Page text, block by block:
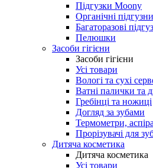
Підгузки Moony
Органічні
Багаторазові
Пелюшки
Засоби гігієни
Засоби гігієни
Усі товари
Вологі та сухі
Ватні палички та
Гребінці та ножиці
Догляд за зубами
Термометри,
Прорізувачі для
Дитяча косметика
Дитяча косметика
Усі товари